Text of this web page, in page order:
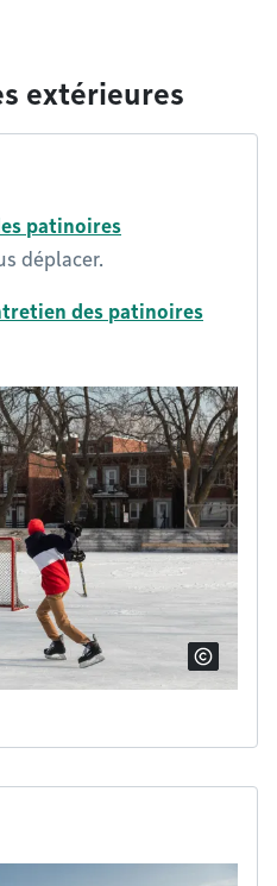
extérieures
patinoires
déplacer.
des patinoires